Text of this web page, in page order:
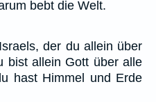
bebt die Welt.
der du allein über
bist allein Gott über alle
hast Himmel und Erde